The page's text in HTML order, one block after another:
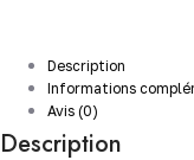
Description
Informations
Avis (0)
Description